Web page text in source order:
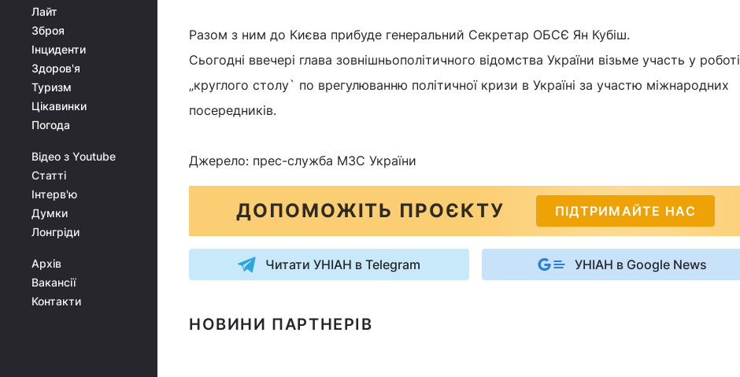
Лайт
Зброя
Інциденти
Здоров'я
Туризм
Цікавинки
Погода
Відео з Youtube
Статті
Інтерв'ю
Думки
Лонгріди
Архів
Вакансії
Контакти
Разом з ним до Києва прибуде генеральний Секретар ОБСЄ Ян Кубіш.
Сьогодні ввечері глава зовнішньополітичного відомства України візьме участь у роботі
„круглого столу` по врегулюванню політичної кризи в Україні за участю міжнародних
посередників.
Джерело: прес-служба МЗС України
ДОПОМОЖІТЬ ПРОЄКТУ ПІДТРИМАЙТЕ НАС
Читати УНІАН в Telegram УНІАН в Google News
НОВИНИ ПАРТНЕРІВ